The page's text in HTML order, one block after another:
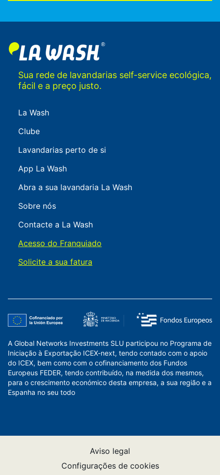
Sua rede de lavandarias self-service ecológica,
fácil e a preço justo.
La Wash
Clube
Lavandarias perto de si
App La Wash
Abra a sua lavandaria La Wash
Sobre nós
Contacte a La Wash
Acesso do Franquiado
Solicite a sua fatura
A Global Networks Investments SLU participou no Programa de
Iniciação à Exportação ICEX-next, tendo contado com o apoio
do ICEX, bem como com o cofinanciamento dos Fundos
Europeus FEDER, tendo contribuído, na medida dos mesmos,
para o crescimento económico desta empresa, a sua região e a
Espanha no seu todo
Aviso legal
Configurações de cookies